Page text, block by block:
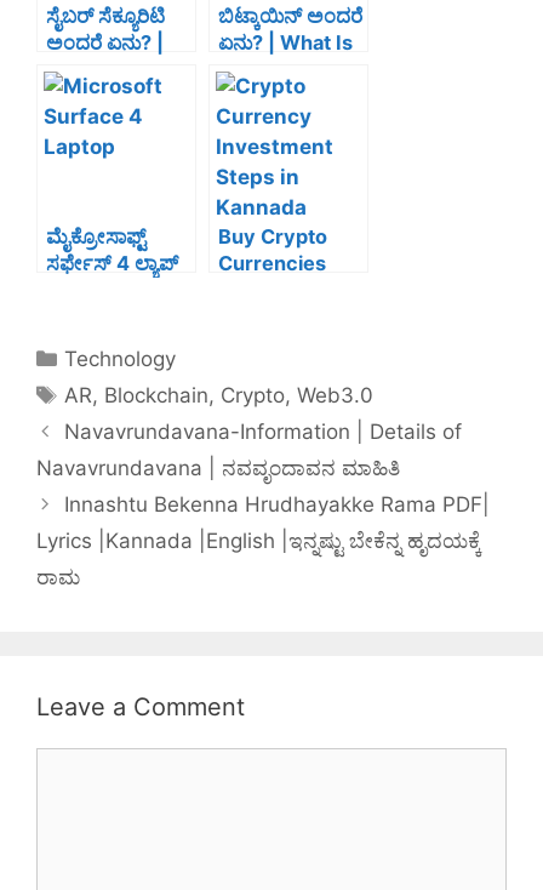
k
ಸೈಬರ್ ಸೆಕ್ಯೂರಿಟಿ
ಅಂದರೆ ಏನು? |
What Is Cyber
Security In
Kannada
ಬಿಟ್ಕಾಯಿನ್ ಅಂದರೆ
ಏನು? | What Is
Bitcoin In
Kannada
ಮೈಕ್ರೋಸಾಫ್ಟ್
ಸರ್ಫೇಸ್ 4 ಲ್ಯಾಪ್
Laptop Details
In Kannada
English
Buy Crypto
Currencies
Technology
AR, Blockchain, Crypto,Web3.0
Navavrundavana-Information | Details of
Navavrundavana | ನವವೃಂದಾವನ ಮಾಹಿತಿ
Innashtu Bekenna Hrudhayakke Rama PDF|
Lyrics |Kannada |English |ಇನ್ನಷ್ಟು ಬೇಕೆನ್ನ ಹೃದಯಕ್ಕೆ
ರಾಮ
Leave a Comment